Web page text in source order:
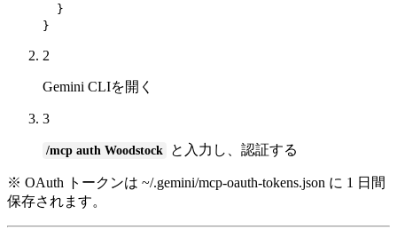
  }
}
2
Gemini CLIを開く
3
/mcp auth Woodstock と入力し、認証する
※ OAuth トークンは ~/.gemini/mcp-oauth-tokens.json に 1 日間
保存されます。